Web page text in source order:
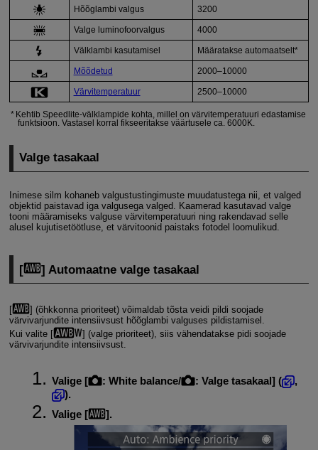
Hõõglambi valgus 3200
Valge luminofoorvalgus 4000
Välklambi kasutamisel Määratakse automaatselt*
Mõõdetud 2000–10000
Värvitemperatuur 2500–10000
Kehtib Speedlite-välklampide kohta, millel on värvitemperatuuri edastamise
funktsioon. Vastasel korral fikseeritakse väärtusele ca. 6000K.
Valge tasakaal
Inimese silm kohaneb valgustustingimuste muudatustega nii, et valged
objektid paistavad iga valgusega valged. Kaamerad kasutavad valge
tooni määramiseks valguse värvitemperatuuri ning rakendavad selle
alusel kujutisetöötluse, et värvitoonid paistaks fotodel loomulikud.
[ ] Automaatne valge tasakaal
[
] (õhkkonna prioriteet) võimaldab tõsta veidi pildi soojade
värvivarjundite intensiivsust hõõglambi valguses pildistamisel.
Kui valite [
] (valge prioriteet), siis vähendatakse pidi soojade
värvivarjundite intensiivsust.
Valige [ : White balance/ : Valge tasakaal] (
,
).
Valige [
].